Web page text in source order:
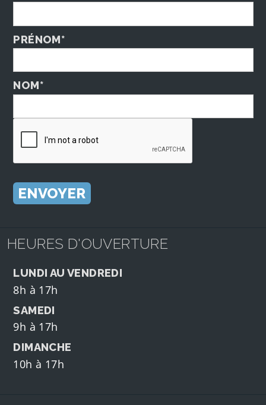
PRÉNOM*
NOM*
HEURES D'OUVERTURE
LUNDI AU VENDREDI
8h à 17h
SAMEDI
9h à 17h
DIMANCHE
10h à 17h